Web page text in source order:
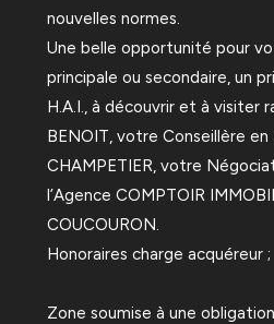
nouvelles normes.
Une belle opportunité pour
principale ou secondaire, un
H.A.I., à découvrir et à visiter
BENOIT, votre Conseillère
CHAMPETIER, votre
l’Agence COMPTOIR
COUCOURON.
Honoraires charge acquéreur ;
Zone soumise à une